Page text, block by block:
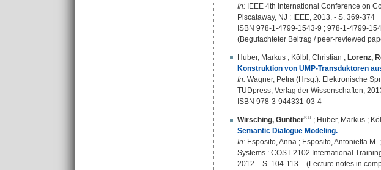
In: IEEE 4th International Conference on
Piscataway, NJ : IEEE, 2013. - S. 369-374
ISBN 978-1-4799-1543-9 ; 978-1-4799-
(Begutachteter Beitrag / peer-reviewed
Huber, Markus ; Kölbl, Christian ; Lorenz,
Konstruktion von UMP-Transduktoren
In: Wagner, Petra (Hrsg.): Elektronische
TUDpress, Verlag der Wissenschaften,
ISBN 978-3-944331-03-4
Wirsching, Günther ; Huber, Markus ;
Semantic Dialogue Modeling.
In: Esposito, Anna ; Esposito, Antonietta
Systems : COST 2102 International
2012. - S. 104-113. - (Lecture notes in